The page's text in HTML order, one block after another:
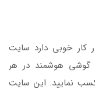
کار خوبی دارد سایت
گوشی هوشمند در هر
نمایید. این سایت